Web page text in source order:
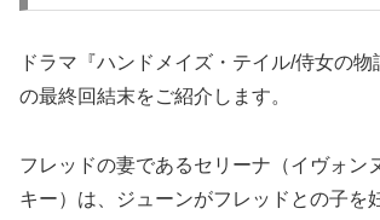
ドラマ『ハンドメイズ・テイル/侍女の物
の最終回結末をご紹介します。
フレッドの妻であるセリーナ（イヴォン
キー）は、ジューンがフレッドとの子を